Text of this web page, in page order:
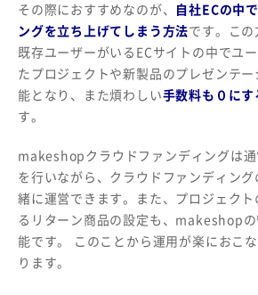
その際におすすめなのが、 自社ECの中
ングを立ち上げてしまう方法です。この
既存ユーザーがいるECサイトの中でユ
たプロジェクトや新製品のプレゼンテ
能となり、また煩わしい手数料も０に
す。
makeshopクラウドファンディングは
を行いながら、クラウドファンディン
緒に運営できます。また、プロジェク
るリターン商品の設定も、makeshop
能です。 このことから運用が楽におこ
ります。